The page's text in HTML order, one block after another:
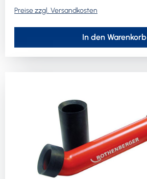
Preise zzgl. Versandkosten
In den Warenkorb